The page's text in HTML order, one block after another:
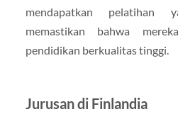
mendapatkan pelatihan
memastikan bahwa
pendidikan berkualitas tinggi.
Jurusan di Finlandia